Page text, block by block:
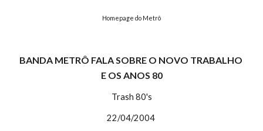
Homepage do Metrô
BANDA METRÔ FALA SOBRE O NOVO TRABALHO
E OS ANOS 80
Trash 80's
22/04/2004